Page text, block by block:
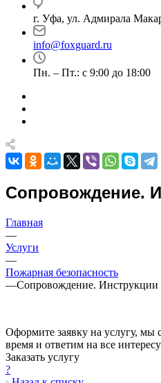
г. Уфа, ул. Адмирала
info@foxguard.ru
Пн. – Пт.: с 9:00 до 18:00
Сопровождение.
Главная
—
Услуги
—
Пожарная безопасность
—Сопровождение. Инструкции
Оформите заявку на услугу,
время и ответим на все
Заказать услугу
?